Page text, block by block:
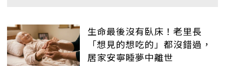
生命最後沒有臥床！老里長
「想見的想吃的」都沒錯過，
居家安寧睡夢中離世